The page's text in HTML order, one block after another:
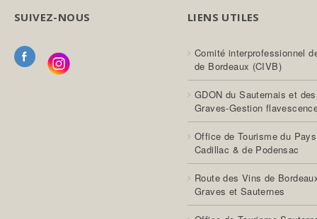
SUIVEZ-NOUS LIENS UTILES
Comité interprofessionnel
de Bordeaux (CIVB)
GDON du Sauternais et des
Graves-Gestion
Office de Tourisme du
Cadillac & de Podensac
Route des Vins de
Graves et Sauternes